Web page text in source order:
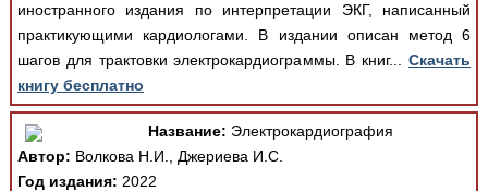
иностранного издания по интерпретации ЭКГ, написанный
практикующими кардиологами. В издании описан метод 6
шагов для трактовки электрокардиограммы. В книг...Скачать
книгу бесплатно
Название: Электрокардиография
Автор: Волкова Н.И., Джериева И.С.
Год издания: 2022